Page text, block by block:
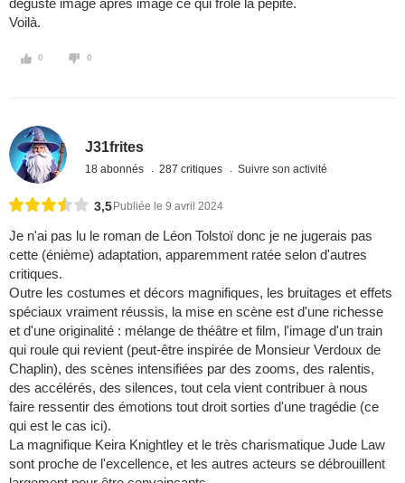
dégusté image après image ce qui frôle la pépite.
Voilà.
0 0
J31frites
18 abonnés 287 critiques Suivre son activité
3,5 Publiée le 9 avril 2024
Je n'ai pas lu le roman de Léon Tolstoï donc je ne jugerais pas
cette (énième) adaptation, apparemment ratée selon d'autres
critiques.
Outre les costumes et décors magnifiques, les bruitages et effets
spéciaux vraiment réussis, la mise en scène est d'une richesse
et d'une originalité : mélange de théâtre et film, l'image d'un train
qui roule qui revient (peut-être inspirée de Monsieur Verdoux de
Chaplin), des scènes intensifiées par des zooms, des ralentis,
des accélérés, des silences, tout cela vient contribuer à nous
faire ressentir des émotions tout droit sorties d'une tragédie (ce
qui est le cas ici).
La magnifique Keira Knightley et le très charismatique Jude Law
sont proche de l'excellence, et les autres acteurs se débrouillent